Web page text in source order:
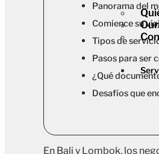
Panorama del
Comience su
Tipos de
Pasos para ser
¿Qué
Desafíos que
En Bali y Lombok, los